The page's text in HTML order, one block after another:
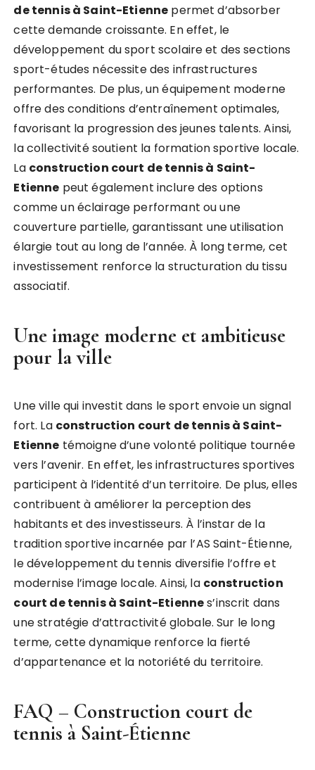
de tennis à Saint-Etienne permet d’absorber
cette demande croissante. En effet, le
développement du sport scolaire et des sections
sport-études nécessite des infrastructures
performantes. De plus, un équipement moderne
offre des conditions d’entraînement optimales,
favorisant la progression des jeunes talents. Ainsi,
la collectivité soutient la formation sportive locale.
La construction court de tennis à Saint-
Etienne peut également inclure des options
comme un éclairage performant ou une
couverture partielle, garantissant une utilisation
élargie tout au long de l’année. À long terme, cet
investissement renforce la structuration du tissu
associatif.
Une image moderne et ambitieuse
pour la ville
Une ville qui investit dans le sport envoie un signal
fort. La construction court de tennis à Saint-
Etienne témoigne d’une volonté politique tournée
vers l’avenir. En effet, les infrastructures sportives
participent à l’identité d’un territoire. De plus, elles
contribuent à améliorer la perception des
habitants et des investisseurs. À l’instar de la
tradition sportive incarnée par l’AS Saint-Étienne,
le développement du tennis diversifie l’offre et
modernise l’image locale. Ainsi, la construction
court de tennis à Saint-Etiennes’inscrit dans
une stratégie d’attractivité globale. Sur le long
terme, cette dynamique renforce la fierté
d’appartenance et la notoriété du territoire.
FAQ – Construction court de
tennis à Saint-Étienne